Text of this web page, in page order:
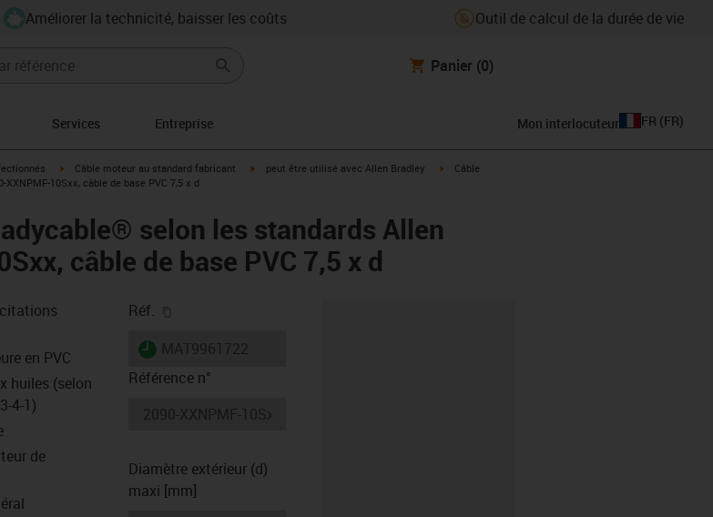
Améliorer la technicité, baisser les coûts Outil de calcul de la durée de vie
Panier (0)
Services Entreprise Mon interlocuteur FR (FR)
right igus-icon-arrow-right
Câble moteur au standard fabricant igus-icon-arrow-right
peut être utilisé avec Allen Bradley igus-icon-arrow-right
Câble
10Sxx, câble de base PVC 7,5 x d
selon les standards Allen
câble de base PVC 7,5 x d
en PVC
huiles (selon
4-1)
de
Réf.
igus-icon-lieferzeit
Référence n°
Diamètre extérieur (d)
maxi [mm]